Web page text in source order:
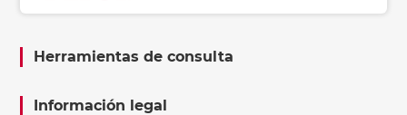
Herramientas de consulta
Información legal